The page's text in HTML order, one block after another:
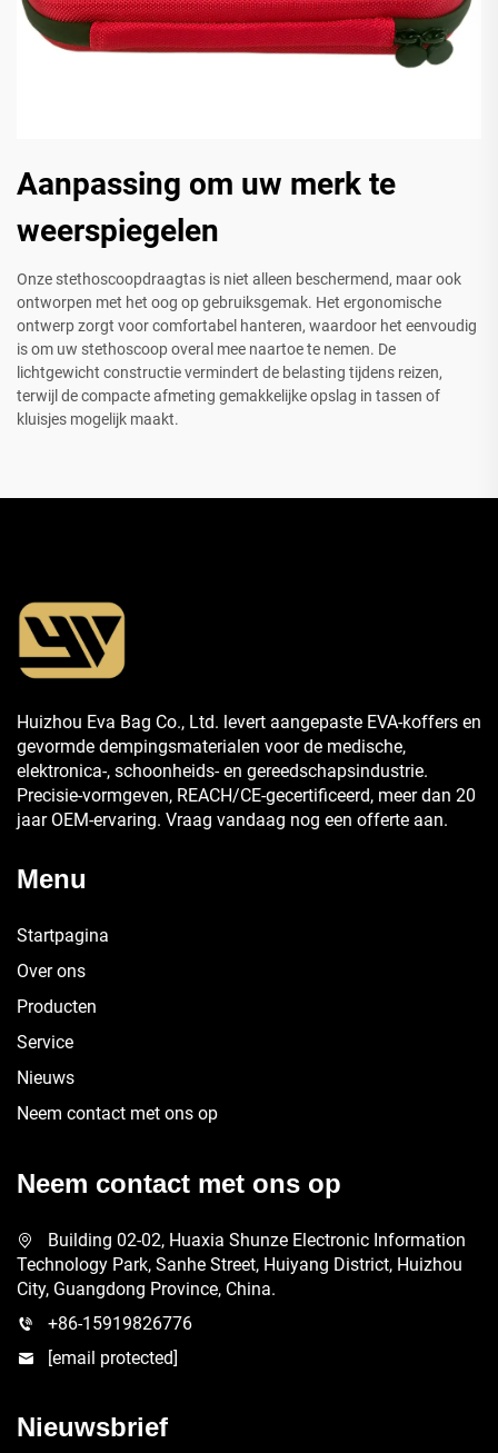
Aanpassing om uw merk te
weerspiegelen
Onze stethoscoopdraagtas is niet alleen beschermend, maar ook
ontworpen met het oog op gebruiksgemak. Het ergonomische
ontwerp zorgt voor comfortabel hanteren, waardoor het eenvoudig
is om uw stethoscoop overal mee naartoe te nemen. De
lichtgewicht constructie vermindert de belasting tijdens reizen,
terwijl de compacte afmeting gemakkelijke opslag in tassen of
kluisjes mogelijk maakt.
Huizhou Eva Bag Co., Ltd. levert aangepaste EVA-koffers en
gevormde dempingsmaterialen voor de medische,
elektronica-, schoonheids- en gereedschapsindustrie.
Precisie-vormgeven, REACH/CE-gecertificeerd, meer dan 20
jaar OEM-ervaring. Vraag vandaag nog een offerte aan.
Menu
Startpagina
Over ons
Producten
Service
Nieuws
Neem contact met ons op
Neem contact met ons op
Building 02-02, Huaxia Shunze Electronic Information
Technology Park, Sanhe Street, Huiyang District, Huizhou
City, Guangdong Province, China.
+86-15919826776
[email protected]
Nieuwsbrief